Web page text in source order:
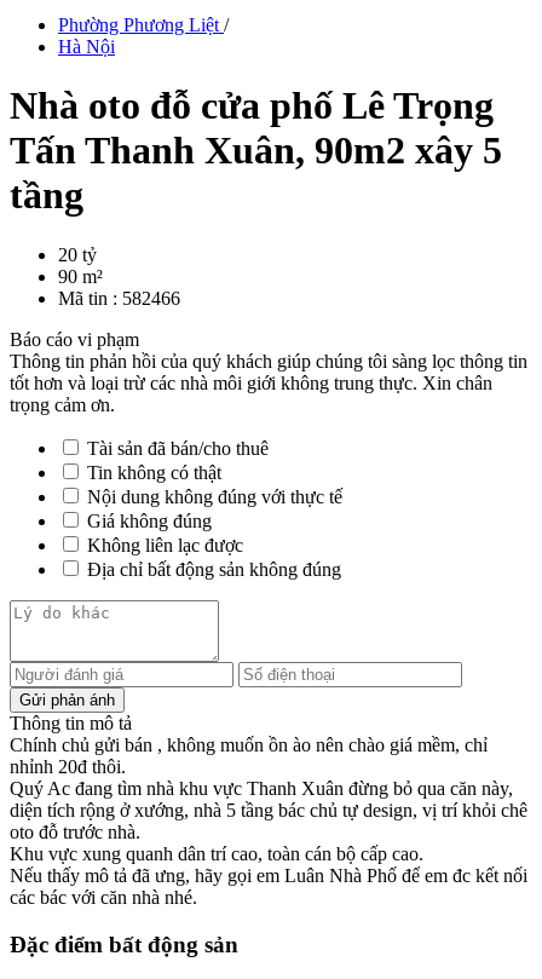
Phường Phương Liệt /
Hà Nội
Nhà oto đỗ cửa phố Lê Trọng
Tấn Thanh Xuân, 90m2 xây 5
tầng
20 tỷ
90 m²
Mã tin : 582466
Báo cáo vi phạm
Thông tin phản hồi của quý khách giúp chúng tôi sàng lọc thông tin
tốt hơn và loại trừ các nhà môi giới không trung thực. Xin chân
trọng cảm ơn.
Tài sản đã bán/cho thuê
Tin không có thật
Nội dung không đúng với thực tế
Giá không đúng
Không liên lạc được
Địa chỉ bất động sản không đúng
Thông tin mô tả
Chính chủ gửi bán , không muốn ồn ào nên chào giá mềm, chỉ
nhỉnh 20đ thôi.
Quý Ac đang tìm nhà khu vực Thanh Xuân đừng bỏ qua căn này,
diện tích rộng ở xướng, nhà 5 tầng bác chủ tự design, vị trí khỏi chê
oto đỗ trước nhà.
Khu vực xung quanh dân trí cao, toàn cán bộ cấp cao.
Nếu thấy mô tả đã ưng, hãy gọi em Luân Nhà Phố để em đc kết nối
các bác với căn nhà nhé.
Đặc điểm bất động sản